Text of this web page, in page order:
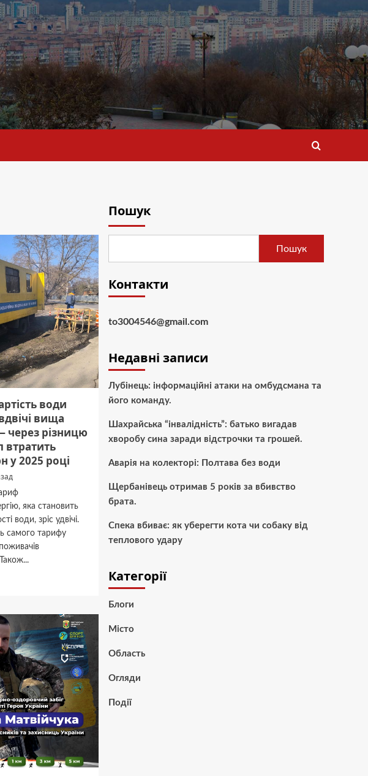
води
вища
через різницю
втратить
у 2025 році
яка становить
води, зріс удвічі.
самого тарифу
—
Пошук
Пошук
Контакти
to3004546@gmail.com
Недавні записи
Лубінець: інформаційні атаки на омбудсмана та
його команду.
Шахрайська “інвалідність”: батько вигадав
хворобу сина заради відстрочки та грошей.
Аварія на колекторі: Полтава без води
Щербанівець отримав 5 років за вбивство
брата.
Спека вбиває: як уберегти кота чи собаку від
теплового удару
Категорії
Блоги
Місто
Область
Огляди
Події